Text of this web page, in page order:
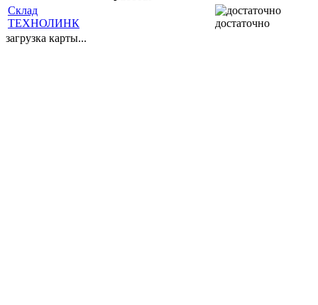
Склад
ТЕХНОЛИНК
достаточно
загрузка карты...